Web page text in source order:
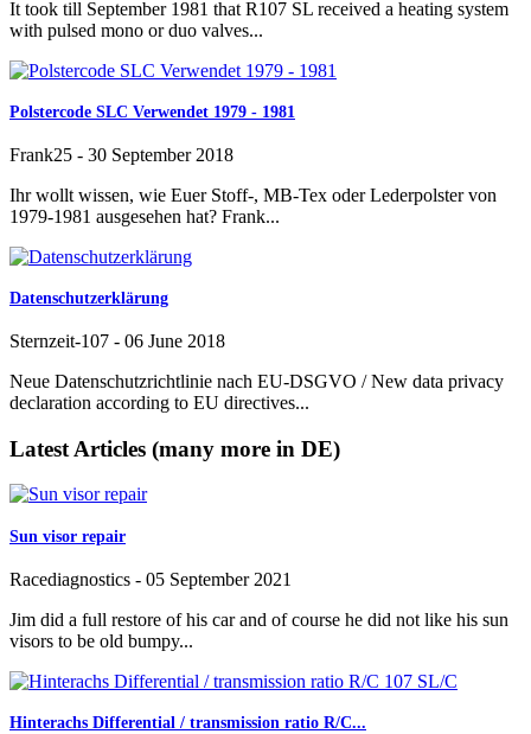
It took till September 1981 that R107 SL received a heating system
with pulsed mono or duo valves...
Polstercode SLC Verwendet 1979 - 1981
Frank25 - 30 September 2018
Ihr wollt wissen, wie Euer Stoff-, MB-Tex oder Lederpolster von
1979-1981 ausgesehen hat? Frank...
Datenschutzerklärung
Sternzeit-107 - 06 June 2018
Neue Datenschutzrichtlinie nach EU-DSGVO / New data privacy
declaration according to EU directives...
Latest Articles (many more in DE)
Sun visor repair
Racediagnostics - 05 September 2021
Jim did a full restore of his car and of course he did not like his sun
visors to be old bumpy...
Hinterachs Differential / transmission ratio R/C...